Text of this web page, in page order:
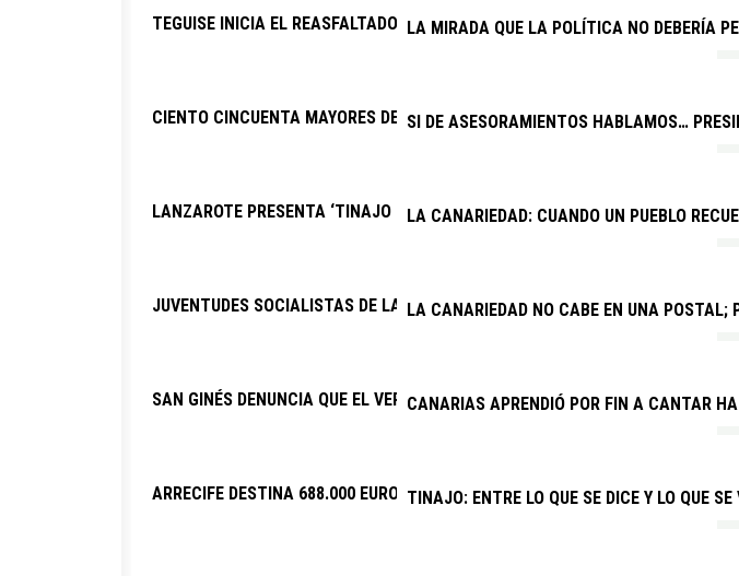
TEGUISE INICIA EL REASFALTADO DE VARIAS CALLES DE LOS COCOTEROS
CIENTO CINCUENTA MAYORES DE YAIZA FESTEJAN EL DÍA DEL ABUELO
LANZAROTE PRESENTA ‘TINAJO PARA TODOS’, EL PRIMER EQUIPO
JUVENTUDES SOCIALISTAS DE LANZAROTE Y LA GRACIOSA: “LAS BECAS DEL
SAN GINÉS DENUNCIA QUE EL VERANO JOVEN VUELVE A DISCRIMINAR A
ARRECIFE DESTINA 688.000 EUROS A EVENTOS DEPORTIVOS DE INTERÉS
LA MIRADA QUE LA POLÍTICA NO DEBERÍA
SI DE ASESORAMIENTOS HABLAMOS…
LA CANARIEDAD: CUANDO UN PUEBLO
LA CANARIEDAD NO CABE EN UNA POSTAL;
CANARIAS APRENDIÓ POR FIN A CANTAR
TINAJO: ENTRE LO QUE SE DICE Y LO QUE